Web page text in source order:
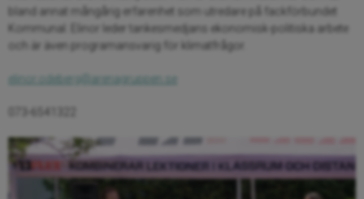
bland annat mångårig erfarenhet som utredare på fackförbundet
Kommunal. Elinor leder tankesmedjans ekonomisk-politiska arbete
och är även programansvarig för klimatfrågor.
elinor.odeberg@arenagruppen.se